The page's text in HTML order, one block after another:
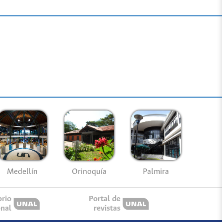
Medellín Orinoquía Palmira
Portal de
revistas